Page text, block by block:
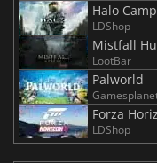
Halo
LDShop
Mistfall
LootBar
Palworld
Forza
LDShop